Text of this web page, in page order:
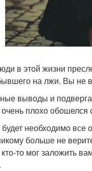
в этой жизни
на лжи. Вы не
выводы и
плохо
необходимо
больше не
то мог заложить